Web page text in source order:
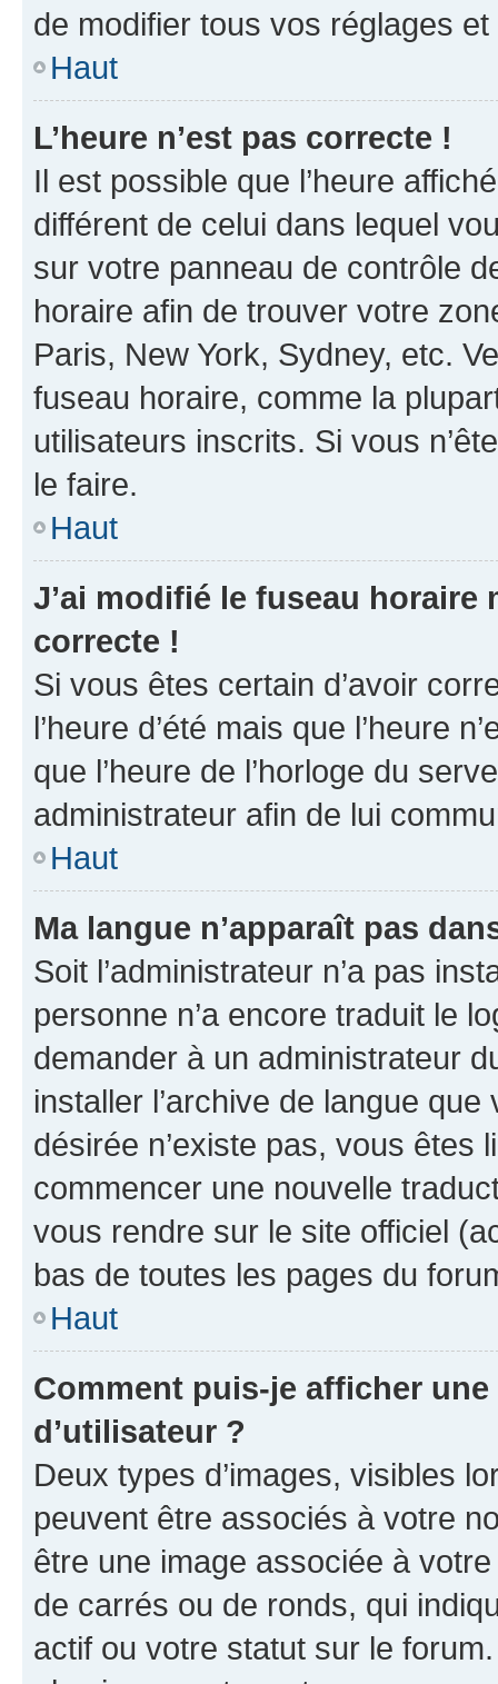
de modifier tous vos réglages
Haut
L’heure n’est pas correcte !
Il est possible que l’heure
différent de celui dans lequel
sur votre panneau de contrôle
horaire afin de trouver votre
Paris, New York, Sydney, etc.
fuseau horaire, comme la
utilisateurs inscrits. Si vous
le faire.
Haut
J’ai modifié le fuseau horaire
correcte !
Si vous êtes certain d’avoir
l’heure d’été mais que l’heure
que l’heure de l’horloge du
administrateur afin de lui
Haut
Ma langue n’apparaît pas
Soit l’administrateur n’a pas
personne n’a encore traduit le
demander à un administrateur
installer l’archive de langue
désirée n’existe pas, vous êtes
commencer une nouvelle
vous rendre sur le site officiel
bas de toutes les pages du
Haut
Comment puis-je afficher
d’utilisateur ?
Deux types d’images, visibles
peuvent être associés à votre
être une image associée à
de carrés ou de ronds, qui
actif ou votre statut sur le